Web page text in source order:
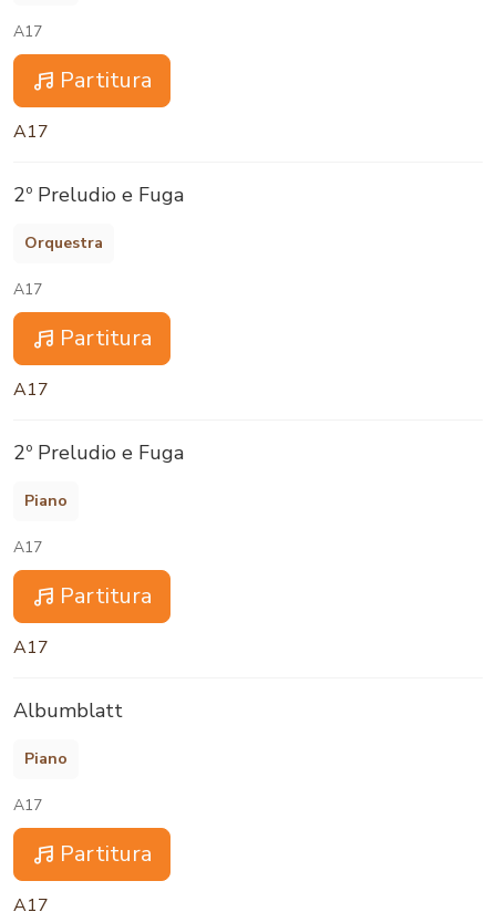
A17
Partitura
A17
2º Preludio e Fuga
Orquestra
A17
Partitura
A17
2º Preludio e Fuga
Piano
A17
Partitura
A17
Albumblatt
Piano
A17
Partitura
A17